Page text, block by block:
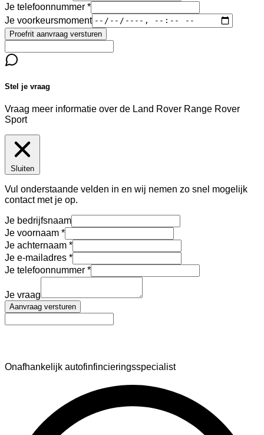
Je telefoonnummer
Je voorkeursmoment
Proefrit aanvraag versturen
Stel je vraag
Vraag meer informatie over de Land Rover Range Rover
Sport
Sluiten
Vul onderstaande velden in en wij nemen zo snel mogelijk
contact met je op.
Je bedrijfsnaam
Je voornaam
Je achternaam
Je e-mailadres
Je telefoonnummer
Je vraag
Aanvraag versturen
Onafhankelijk autofinfincieringsspecialist